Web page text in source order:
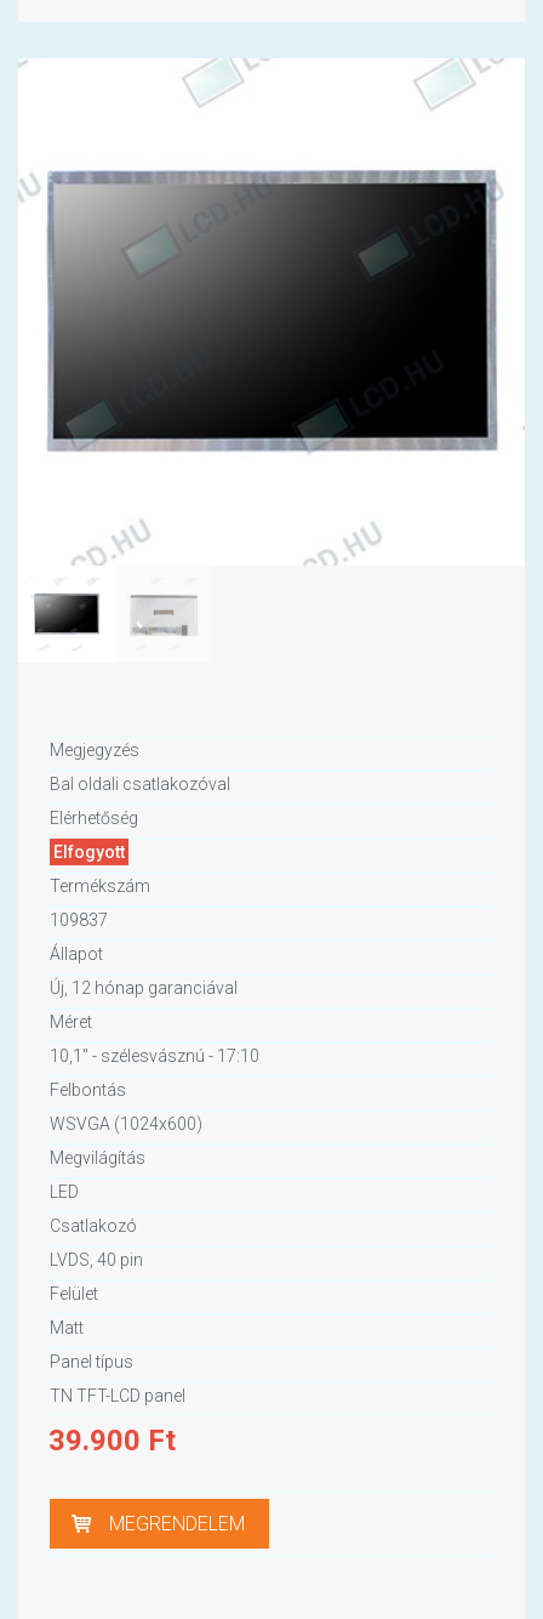
Megjegyzés
Bal oldali csatlakozóval
Elérhetőség
Elfogyott
Termékszám
109837
Állapot
Új, 12 hónap garanciával
Méret
10,1" - szélesvásznú - 17:10
Felbontás
WSVGA (1024x600)
Megvilágítás
LED
Csatlakozó
LVDS, 40 pin
Felület
Matt
Panel típus
TN TFT-LCD panel
39.900 Ft
MEGRENDELEM